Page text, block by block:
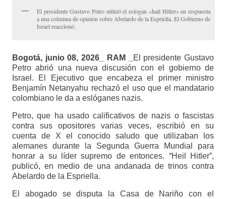
El presidente Gustavo Petro utilizó el eslogan «hail Hitler» en respuesta
a una columna de opinión sobre Abelardo de la Espriella. El Gobierno de
Israel reaccionó.
Bogotá, junio 08, 2026_ RAM _
El presidente Gustavo
Petro abrió una nueva discusión con el gobierno de
Israel. El Ejecutivo que encabeza el primer ministro
Benjamín Netanyahu rechazó el uso que el mandatario
colombiano le da a eslóganes nazis.
Petro, que ha usado calificativos de nazis o fascistas
contra sus opositores varias veces, escribió en su
cuenta de X el conocido saludo que utilizaban los
alemanes durante la Segunda Guerra Mundial para
honrar a su líder supremo de entonces. “Heil Hitler”,
publicó, en medio de una andanada de trinos contra
Abelardo de la Espriella.
El abogado se disputa la Casa de Nariño con el